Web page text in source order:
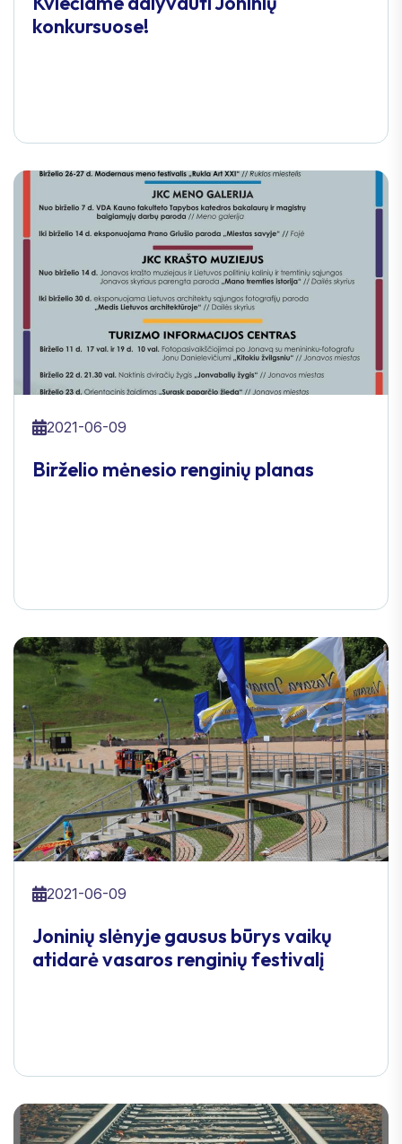
konkursuose!
2021-06-09
Birželio mėnesio renginių planas
2021-06-09
Joninių slėnyje gausus būrys vaikų
atidarė vasaros renginių festivalį